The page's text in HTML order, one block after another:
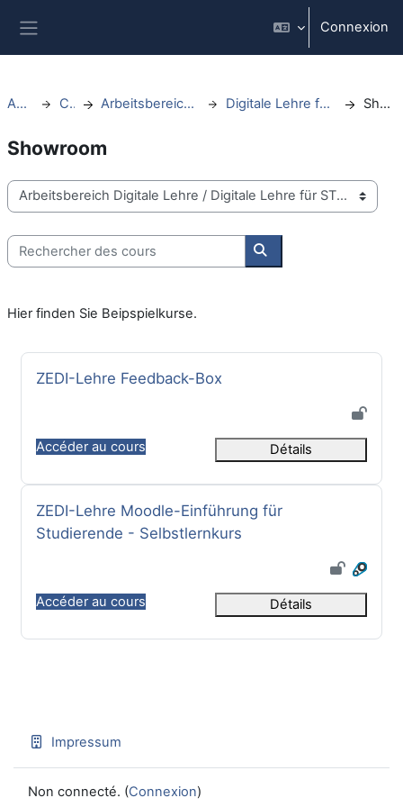
Connexion
Accueil Cours Arbeitsbereich Digitale Lehre Digitale Lehre für STUDIERENDE Showroom
Showroom
Catégories de cours
Rechercher des cours
Rechercher des cours
Hier finden Sie Beipspielkurse.
Nom du cours
ZEDI-Lehre Feedback-Box
Accéder au cours Détails
Nom du cours
ZEDI-Lehre Moodle-Einführung für
Studierende - Selbstlernkurs
Accéder au cours Détails
Impressum
Non connecté. (Connexion)